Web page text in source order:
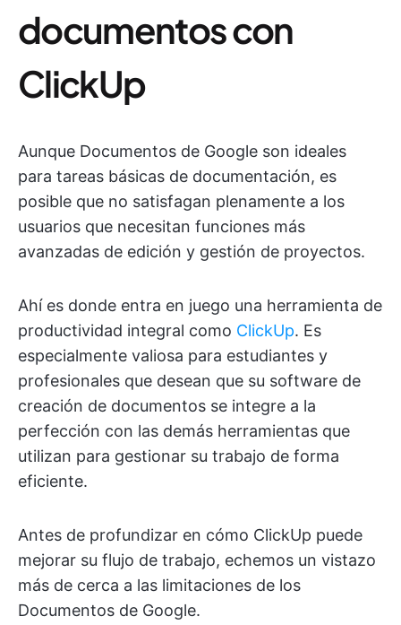
documentos con
ClickUp
Aunque Documentos de Google son ideales
para tareas básicas de documentación, es
posible que no satisfagan plenamente a los
usuarios que necesitan funciones más
avanzadas de edición y gestión de proyectos.
Ahí es donde entra en juego una herramienta de
productividad integral como ClickUp. Es
especialmente valiosa para estudiantes y
profesionales que desean que su software de
creación de documentos se integre a la
perfección con las demás herramientas que
utilizan para gestionar su trabajo de forma
eficiente.
Antes de profundizar en cómo ClickUp puede
mejorar su flujo de trabajo, echemos un vistazo
más de cerca a las limitaciones de los
Documentos de Google.